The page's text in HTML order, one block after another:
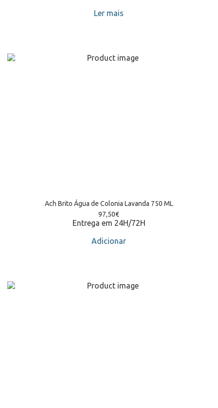
Ler mais
Ach Brito Água de Colonia Lavanda 750 ML
97,50€
Entrega em 24H/72H
Adicionar